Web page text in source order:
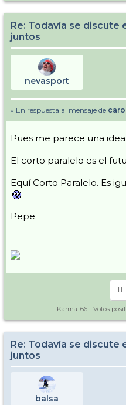
Re: Todavía se discute
juntos
nevasport
» En respuesta al mensaje de
Pues me parece una
El corto paralelo es el
Equí Corto Paralelo. Es
Pepe
Karma: 66 - Votos
Re: Todavía se discute
juntos
balsa